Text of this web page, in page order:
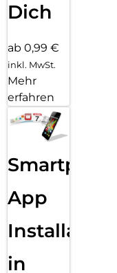
Dich
ab 0,99 €
inkl. MwSt.
Mehr
erfahren
Smartphone
App
Installation
in